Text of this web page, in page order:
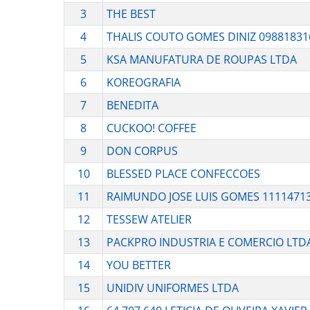
3
THE BEST
4
THALIS COUTO GOMES DINIZ
5
KSA MANUFATURA DE ROUPAS LTDA
6
KOREOGRAFIA
7
BENEDITA
8
CUCKOO! COFFEE
9
DON CORPUS
10
BLESSED PLACE CONFECCOES
11
RAIMUNDO JOSE LUIS GOMES
12
TESSEW ATELIER
13
PACKPRO INDUSTRIA E COMERCIO
14
YOU BETTER
15
UNIDIV UNIFORMES LTDA